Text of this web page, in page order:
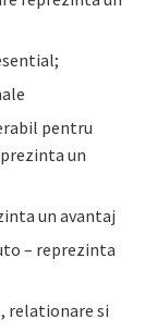
pentru
un
un avantaj
– reprezinta
relationare si